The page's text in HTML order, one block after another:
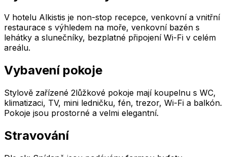
V hotelu Alkistis je non-stop recepce, venkovní a vnitřní
restaurace s výhledem na moře, venkovní bazén s
lehátky a slunečníky, bezplatné připojení Wi-Fi v celém
areálu.
Vybavení pokoje
Stylově zařízené 2lůžkové pokoje mají koupelnu s WC,
klimatizaci, TV, mini ledničku, fén, trezor, Wi-Fi a balkón.
Pokoje jsou prostorné a velmi elegantní.
Stravování